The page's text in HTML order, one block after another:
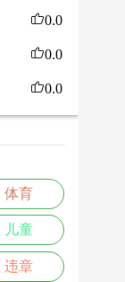
0.0
0.0
0.0
体育
儿童
违章